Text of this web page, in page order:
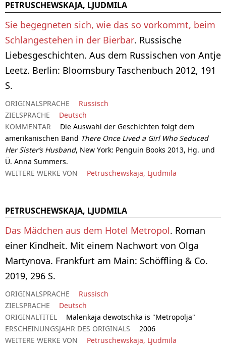
PETRUSCHEWSKAJA, LJUDMILA
Sie begegneten sich, wie das so vorkommt, beim
Schlangestehen in der Bierbar. Russische
Liebesgeschichten. Aus dem Russischen von Antje
Leetz. Berlin: Bloomsbury Taschenbuch 2012, 191
S.
ORIGINALSPRACHE
Russisch
ZIELSPRACHE
Deutsch
KOMMENTAR
Die Auswahl der Geschichten folgt dem
amerikanischen Band There Once Lived a Girl Who Seduced
Her Sister’s Husband, New York: Penguin Books 2013, Hg. und
Ü. Anna Summers.
WEITERE WERKE VON
Petruschewskaja, Ljudmila
PETRUSCHEWSKAJA, LJUDMILA
Das Mädchen aus dem Hotel Metropol. Roman
einer Kindheit. Mit einem Nachwort von Olga
Martynova. Frankfurt am Main: Schöffling & Co.
2019, 296 S.
ORIGINALSPRACHE
Russisch
ZIELSPRACHE
Deutsch
ORIGINALTITEL
Malenkaja dewotschka is "Metropolja"
ERSCHEINUNGSJAHR DES ORIGINALS
2006
WEITERE WERKE VON
Petruschewskaja, Ljudmila